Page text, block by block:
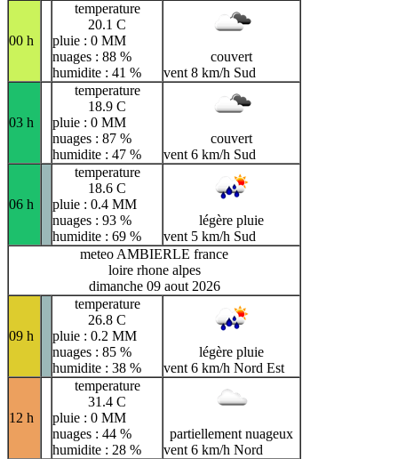
00 h
temperature
20.1 C
pluie : 0 MM
nuages : 88 %
humidite : 41 %
couvert
vent 8 km/h Sud
03 h
temperature
18.9 C
pluie : 0 MM
nuages : 87 %
humidite : 47 %
couvert
vent 6 km/h Sud
06 h
temperature
18.6 C
pluie : 0.4 MM
nuages : 93 %
humidite : 69 %
légère pluie
vent 5 km/h Sud
meteo AMBIERLE france
loire rhone alpes
dimanche 09 aout 2026
09 h
temperature
26.8 C
pluie : 0.2 MM
nuages : 85 %
humidite : 38 %
légère pluie
vent 6 km/h Nord Est
12 h
temperature
31.4 C
pluie : 0 MM
nuages : 44 %
humidite : 28 %
partiellement nuageux
vent 6 km/h Nord